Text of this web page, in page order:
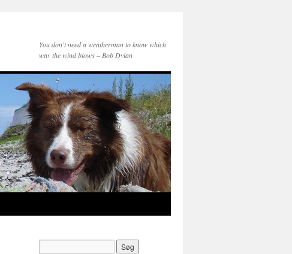
You don't need a weatherman to know which
way the wind blows – Bob Dylan